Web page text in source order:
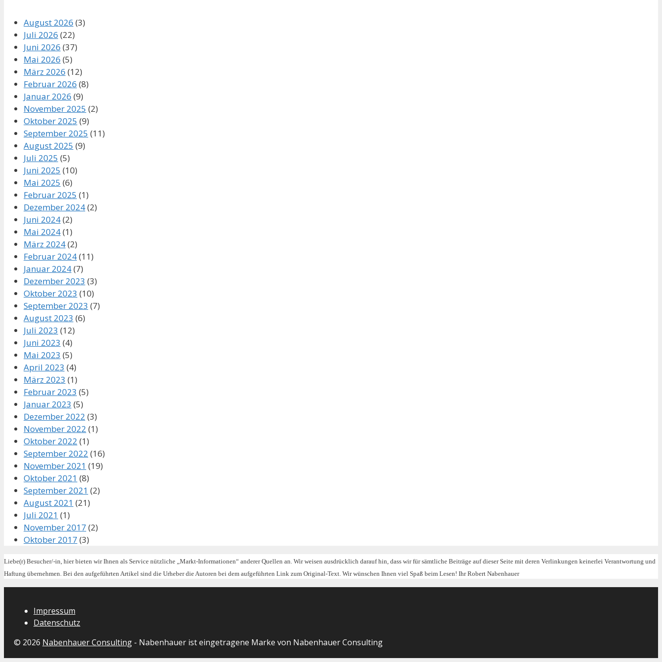
August 2026 (3)
Juli 2026 (22)
Juni 2026 (37)
Mai 2026 (5)
März 2026 (12)
Februar 2026 (8)
Januar 2026 (9)
November 2025 (2)
Oktober 2025 (9)
September 2025 (11)
August 2025 (9)
Juli 2025 (5)
Juni 2025 (10)
Mai 2025 (6)
Februar 2025 (1)
Dezember 2024(2)
Juni 2024(2)
Mai 2024(1)
März 2024(2)
Februar 2024(11)
Januar 2024(7)
Dezember 2023 (3)
Oktober 2023 (10)
September 2023 (7)
August 2023 (6)
Juli 2023 (12)
Juni 2023 (4)
Mai 2023 (5)
April 2023 (4)
März 2023 (1)
Februar 2023 (5)
Januar 2023 (5)
Dezember 2022 (3)
November 2022 (1)
Oktober 2022 (1)
September 2022 (16)
November 2021 (19)
Oktober 2021 (8)
September 2021 (2)
August 2021 (21)
Juli 2021 (1)
November 2017 (2)
Oktober 2017 (3)
Liebe(r) Besucher/-in, hier bieten wir Ihnen als Service nützliche „Markt-Informationen“ anderer Quellen an. Wir weisen ausdrücklich darauf hin, dass wir für sämtliche Beiträge auf dieser Seite mit deren Verlinkungen keinerlei Verantwortung und
Haftung übernehmen. Bei den aufgeführten Artikel sind die Urheber die Autoren bei dem aufgeführten Link zum Original-Text. Wir wünschen Ihnen viel Spaß beim Lesen! Ihr Robert Nabenhauer
Impressum
Datenschutz
© 2026 Nabenhauer Consulting - Nabenhauer ist eingetragene Marke von Nabenhauer Consulting